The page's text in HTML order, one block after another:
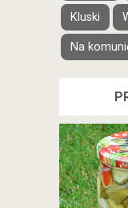
Kluski
Na